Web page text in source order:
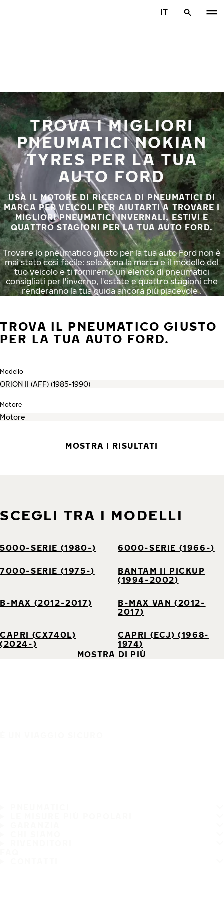
IT
TROVA I MIGLIORI
PNEUMATICI NOKIAN
TYRES PER LA TUA
AUTO FORD
USA IL MOTORE DI RICERCA DI PNEUMATICI DI
MARCA PER VEICOLI PER AIUTARTI A TROVARE I
MIGLIORI PNEUMATICI INVERNALI, ESTIVI E
QUATTRO STAGIONI PER LA TUA AUTO FORD.
Trovare lo pneumatico giusto per la tua auto Ford non è
mai stato così facile: seleziona la marca e il modello del
tuo veicolo e ti forniremo un elenco di pneumatici
consigliati per l'inverno, l'estate e quattro stagioni che
renderanno la tua guida ancora più piacevole .
TROVA IL PNEUMATICO GIUSTO
PER LA TUA AUTO FORD.
Modello
Motore
MOSTRA I RISULTATI
SCEGLI TRA I MODELLI
5000-SERIE (1980-) 6000-SERIE (1966-)
7000-SERIE (1975-)
BANTAM II PICKUP
(1994-2002)
B-MAX (2012-2017)
B-MAX VAN (2012-
2017)
CAPRI (CX740L)
(2024-)
CAPRI (ECJ) (1968-
1974)
MOSTRA DI PIÙ